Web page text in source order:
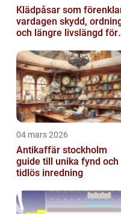
Klädpåsar som
vardagen skydd, ordning
och längre livslängd för
04 mars 2026
Antikaffär stockholm
guide till unika fynd och
tidlös inredning